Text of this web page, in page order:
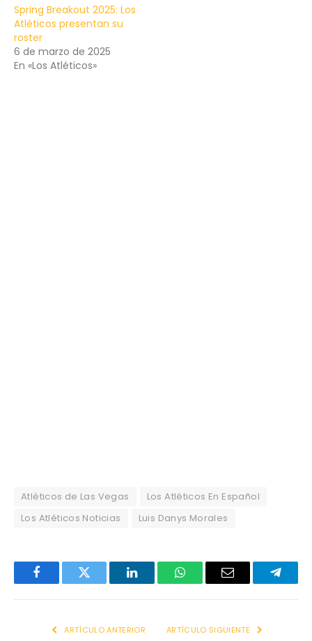
Spring Breakout 2025: Los
Atléticos presentan su
roster
6 de marzo de 2025
En «Los Atléticos»
Atléticos de Las Vegas
Los Atléticos En Español
Los Atléticos Noticias
Luis Danys Morales
FacebookTwitter LinkedInWhatsAppEmail
ARTÍCULO ANTERIOR ARTÍCULO SIGUIENTE